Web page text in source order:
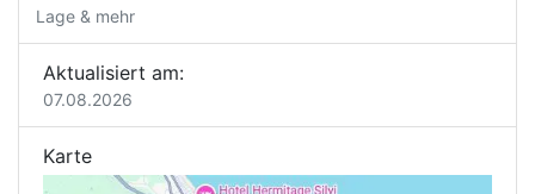
Lage & mehr
Aktualisiert am:
07.08.2026
Karte